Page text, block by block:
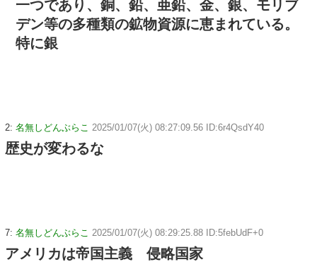
一つであり、銅、鉛、亜鉛、金、銀、モリブ
デン等の多種類の鉱物資源に恵まれている。
特に銀
2: 名無しどんぶらこ 2025/01/07(火) 08:27:09.56 ID:6r4QsdY40
歴史が変わるな
7: 名無しどんぶらこ 2025/01/07(火) 08:29:25.88 ID:5febUdF+0
アメリカは帝国主義 侵略国家